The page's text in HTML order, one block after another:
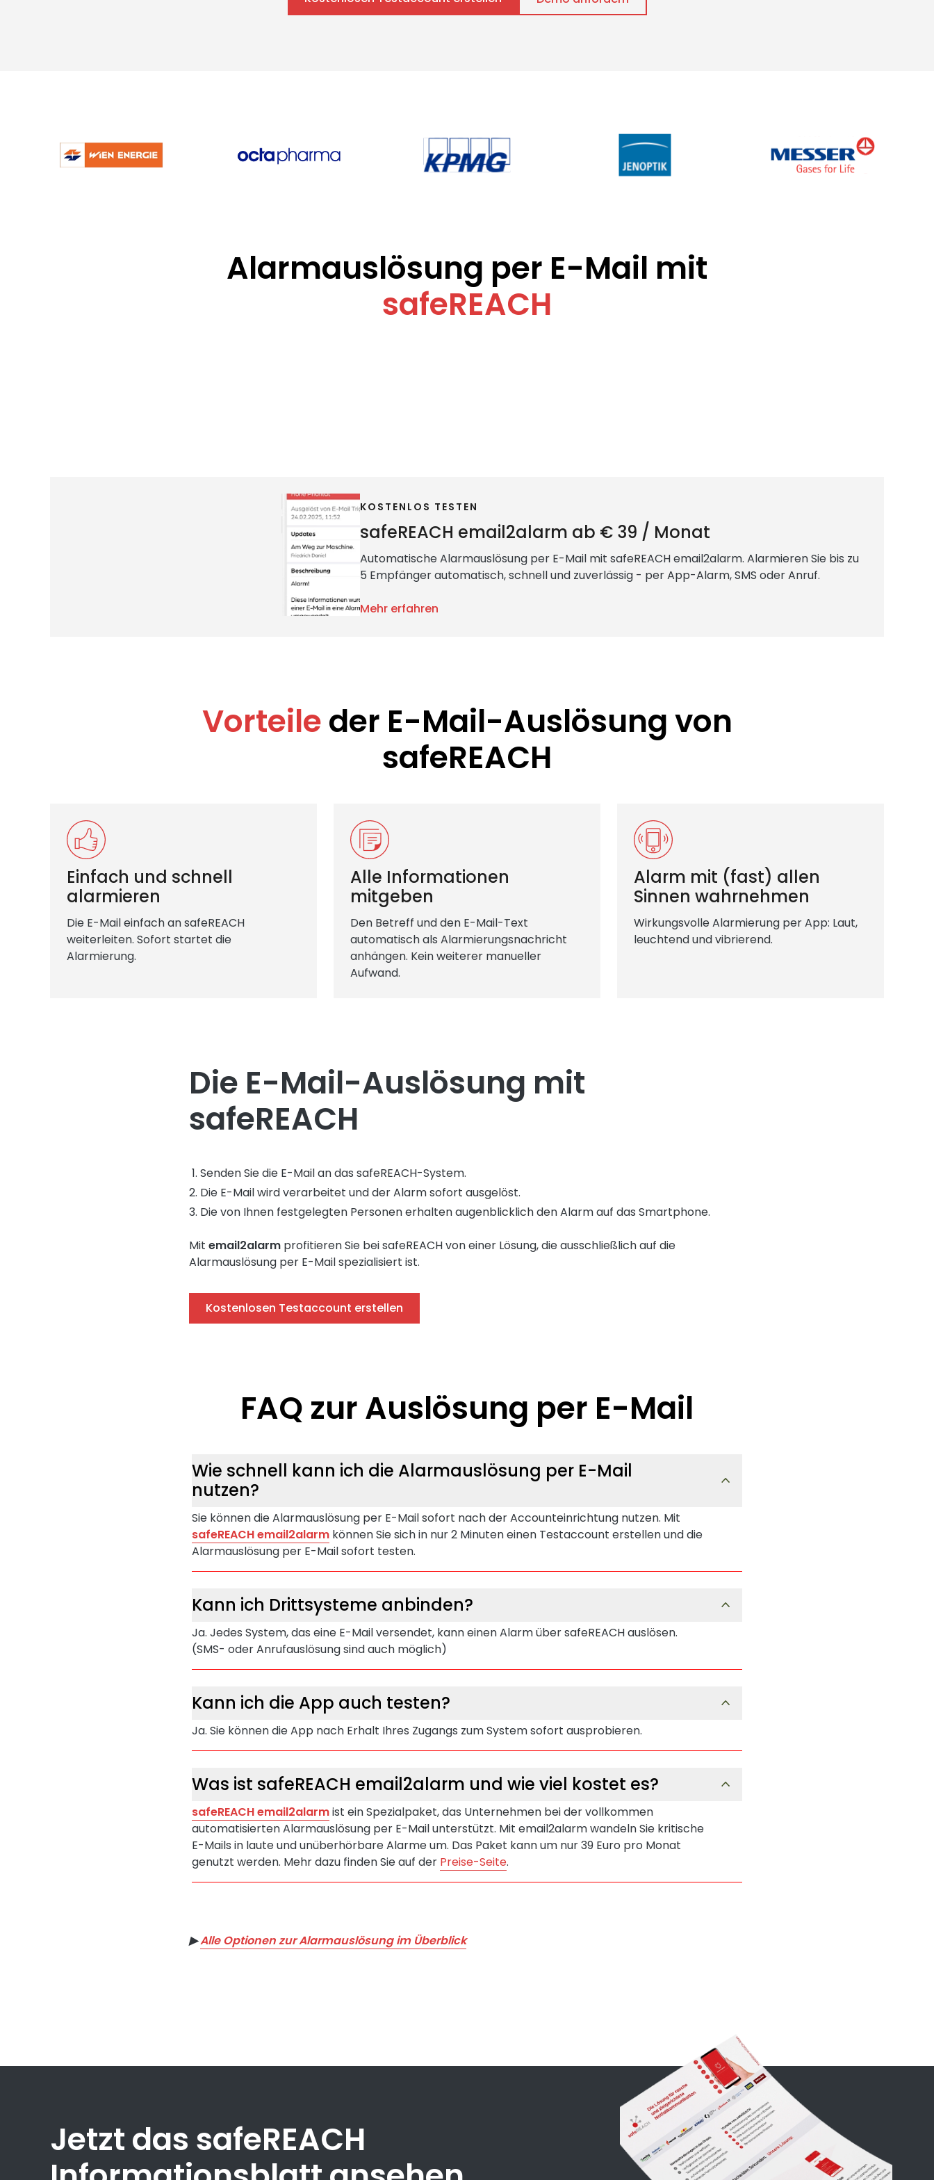
Alarmauslösung per E-Mail mit
safeREACH
KOSTENLOS TESTEN
safeREACH email2alarm ab € 39 / Monat
Automatische Alarmauslösung per E-Mail mit safeREACH email2alarm. Alarmieren Sie bis zu
5 Empfänger automatisch, schnell und zuverlässig - per App-Alarm, SMS oder Anruf.
Mehr erfahren
Vorteileder E-Mail-Auslösung von
safeREACH
Einfach und schnell
alarmieren
Die E-Mail einfach an safeREACH
weiterleiten. Sofort startet die
Alarmierung.
Alle Informationen
mitgeben
Den Betreff und den E-Mail-Text
automatisch als Alarmierungsnachricht
anhängen. Kein weiterer manueller
Aufwand.
Alarm mit (fast) allen
Sinnen wahrnehmen
Wirkungsvolle Alarmierung per App: Laut,
leuchtend und vibrierend.
Die E-Mail-Auslösung mit
safeREACH
Senden Sie die E-Mail an das safeREACH-System.
Die E-Mail wird verarbeitet und der Alarm sofort ausgelöst.
Die von Ihnen festgelegten Personen erhalten augenblicklich den Alarm auf das Smartphone.
Mit email2alarm profitieren Sie bei safeREACH von einer Lösung, die ausschließlich auf die
Alarmauslösung per E-Mail spezialisiert ist.
Kostenlosen Testaccount erstellen
FAQ zur Auslösung per E-Mail
Wie schnell kann ich die Alarmauslösung per E-Mail
nutzen?
Sie können die Alarmauslösung per E-Mail sofort nach der Accounteinrichtung nutzen. Mit
safeREACH email2alarm können Sie sich in nur 2 Minuten einen Testaccount erstellen und die
Alarmauslösung per E-Mail sofort testen.
Kann ich Drittsysteme anbinden?
Ja. Jedes System, das eine E-Mail versendet, kann einen Alarm über safeREACH auslösen.
(SMS- oder Anrufauslösung sind auch möglich)
Kann ich die App auch testen?
Ja. Sie können die App nach Erhalt Ihres Zugangs zum System sofort ausprobieren.
Was ist safeREACH email2alarm und wie viel kostet es?
safeREACH email2alarmist ein Spezialpaket, das Unternehmen bei der vollkommen
automatisierten Alarmauslösung per E-Mail unterstützt. Mit email2alarm wandeln Sie kritische
E-Mails in laute und unüberhörbare Alarme um. Das Paket kann um nur 39 Euro pro Monat
genutzt werden. Mehr dazu finden Sie auf der Preise-Seite.
▶︎Alle Optionen zur Alarmauslösung im Überblick
Jetzt das safeREACH